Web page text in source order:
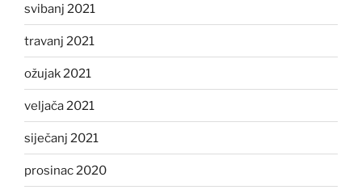
svibanj 2021
travanj 2021
ožujak 2021
veljača 2021
siječanj 2021
prosinac 2020